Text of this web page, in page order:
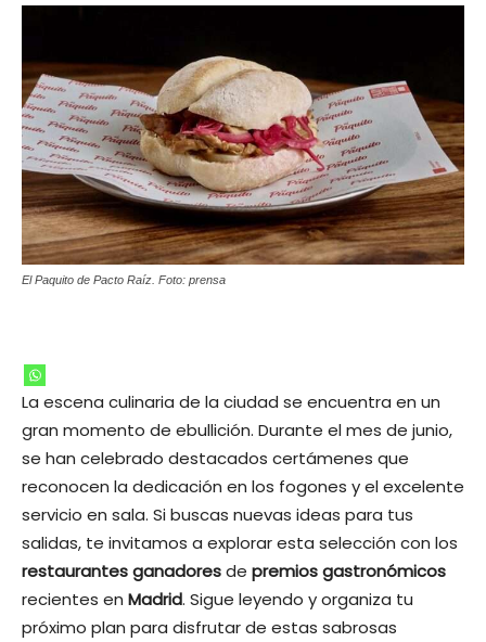
El Paquito de Pacto Raíz. Foto: prensa
La escena culinaria de la ciudad se encuentra en un
gran momento de ebullición. Durante el mes de junio,
se han celebrado destacados certámenes que
reconocen la dedicación en los fogones y el excelente
servicio en sala. Si buscas nuevas ideas para tus
salidas, te invitamos a explorar esta selección con los
restaurantes ganadoresde premios gastronómicos
recientes en Madrid. Sigue leyendo y organiza tu
próximo plan para disfrutar de estas sabrosas